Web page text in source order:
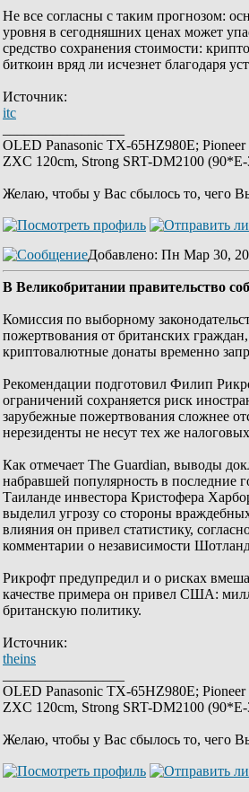
Не все согласны с таким прогнозом:
уровня в сегодняшних ценах может
средство сохранения стоимости:
биткоин вряд ли исчезнет благодаря
Источник:
itc
OLED Panasonic TX-65HZ980E;
ZXC 120cm, Strong SRT-DM2100
Желаю, чтобы у Вас сбылось то, чего
Добавлено: Пн Мар 30,
В Великобритании правительство
Комиссия по выборному
пожертвования от британских
криптовалютные донаты временно
Рекомендации подготовил Филип
ограничений сохраняется риск
зарубежные пожертвования сложнее
нерезиденты не несут тех же
Как отмечает The Guardian, выводы
набравшей популярность в последние
Таиланде инвестора Кристофера
выделил угрозу со стороны
влияния он привел статистику,
комментарии о независимости
Рикрофт предупредил и о рисках
качестве примера он привел США:
британскую политику.
Источник:
theins
OLED Panasonic TX-65HZ980E;
ZXC 120cm, Strong SRT-DM2100
Желаю, чтобы у Вас сбылось то, чего